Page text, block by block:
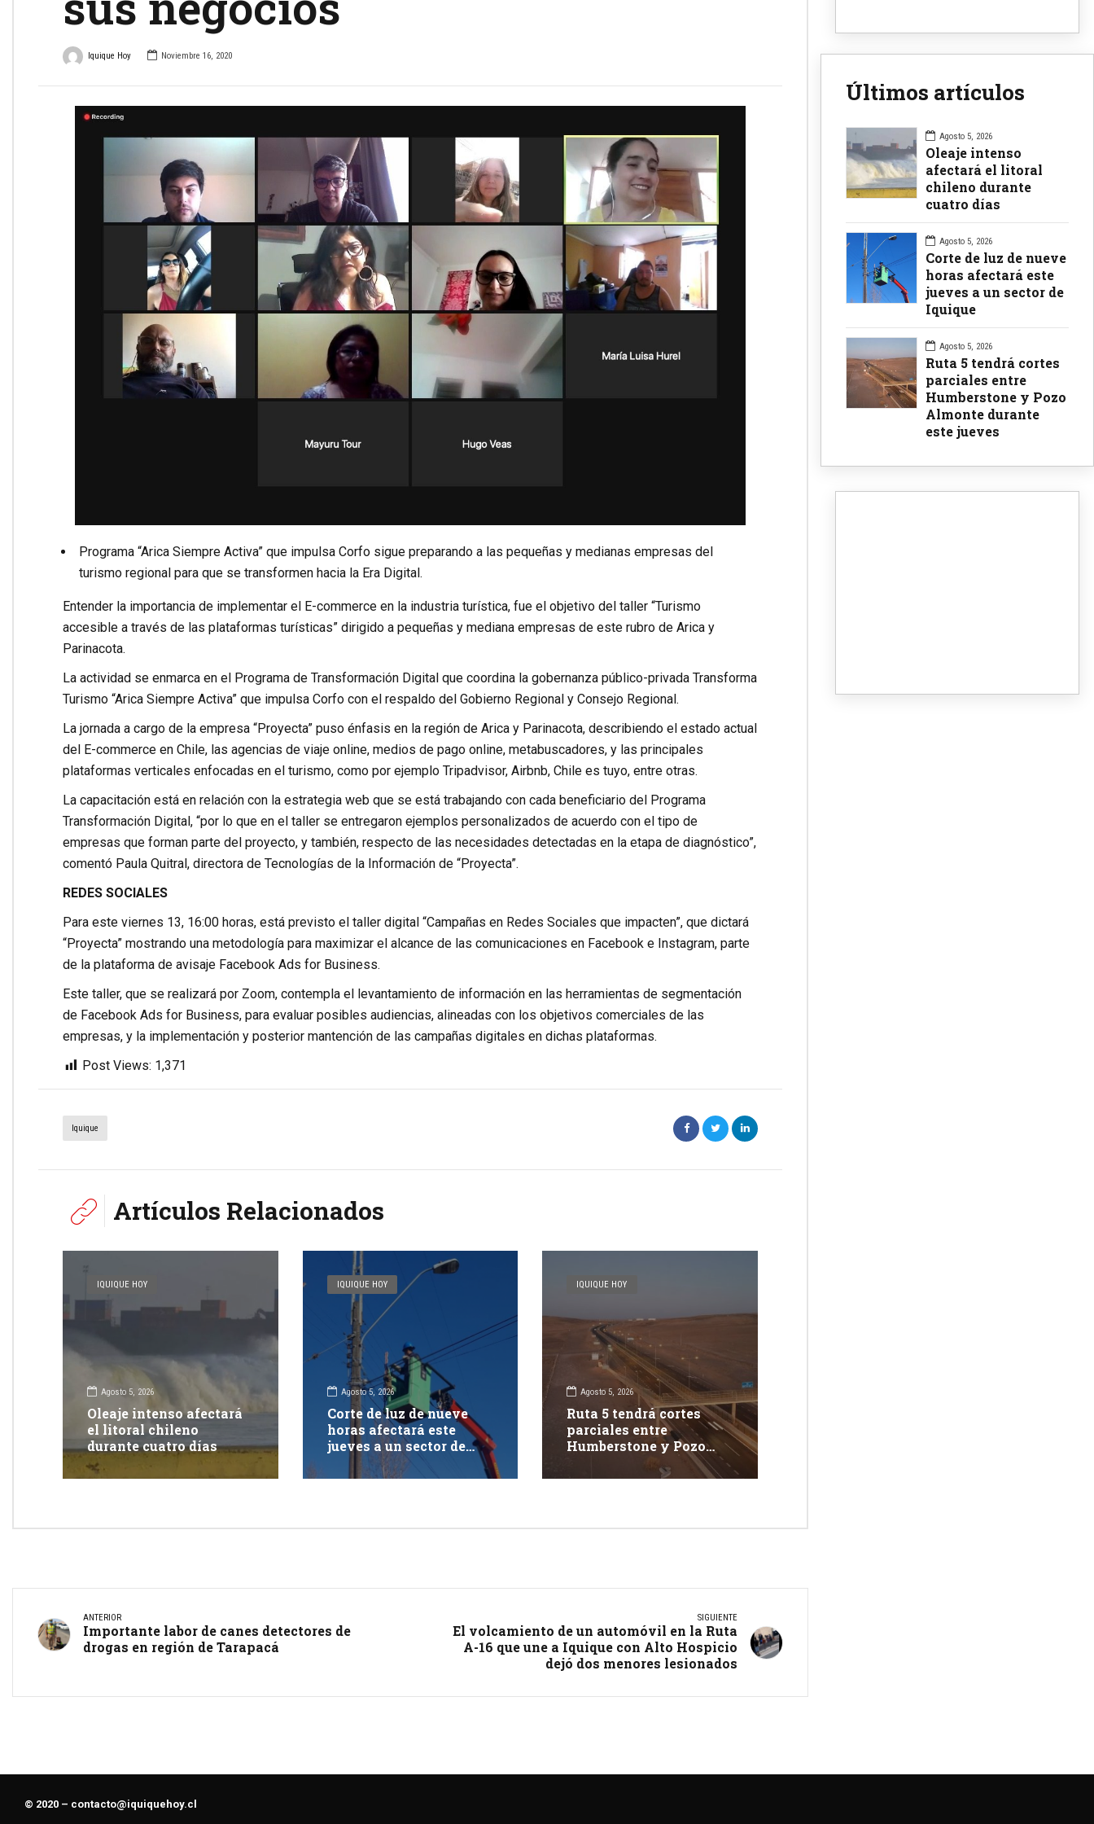
Iquique Hoy Noviembre 16, 2020
Programa “Arica Siempre Activa” que impulsa Corfo sigue preparando a las pequeñas y medianas empresas del
turismo regional para que se transformen hacia la Era Digital.
Entender la importancia de implementar el E-commerce en la industria turística, fue el objetivo del taller “Turismo
accesible a través de las plataformas turísticas” dirigido a pequeñas y mediana empresas de este rubro de Arica y
Parinacota.
La actividad se enmarca en el Programa de Transformación Digital que coordina la gobernanza público-privada Transforma
Turismo “Arica Siempre Activa” que impulsa Corfo con el respaldo del Gobierno Regional y Consejo Regional.
La jornada a cargo de la empresa “Proyecta” puso énfasis en la región de Arica y Parinacota, describiendo el estado actual
del E-commerce en Chile, las agencias de viaje online, medios de pago online, metabuscadores, y las principales
plataformas verticales enfocadas en el turismo, como por ejemplo Tripadvisor, Airbnb, Chile es tuyo, entre otras.
La capacitación está en relación con la estrategia web que se está trabajando con cada beneficiario del Programa
Transformación Digital, “por lo que en el taller se entregaron ejemplos personalizados de acuerdo con el tipo de
empresas que forman parte del proyecto, y también, respecto de las necesidades detectadas en la etapa de diagnóstico”,
comentó Paula Quitral, directora de Tecnologías de la Información de “Proyecta”.
REDES SOCIALES
Para este viernes 13, 16:00 horas, está previsto el taller digital “Campañas en Redes Sociales que impacten”, que dictará
“Proyecta” mostrando una metodología para maximizar el alcance de las comunicaciones en Facebook e Instagram, parte
de la plataforma de avisaje Facebook Ads for Business.
Este taller, que se realizará por Zoom, contempla el levantamiento de información en las herramientas de segmentación
de Facebook Ads for Business, para evaluar posibles audiencias, alineadas con los objetivos comerciales de las
empresas, y la implementación y posterior mantención de las campañas digitales en dichas plataformas.
Post Views: 1,371
Iquique
Artículos Relacionados
IQUIQUE HOY
Agosto 5, 2026
Oleaje intenso afectará
el litoral chileno
durante cuatro días
IQUIQUE HOY
Agosto 5, 2026
Corte de luz de nueve
horas afectará este
jueves a un sector de
IQUIQUE HOY
Agosto 5, 2026
Ruta 5 tendrá cortes
parciales entre
Humberstone y Pozo
Almonte durante este
jueves
ANTERIOR
Importante labor de canes detectores de
drogas en región de Tarapacá
SIGUIENTE
El volcamiento de un automóvil en la Ruta
A-16 que une a Iquique con Alto Hospicio
dejó dos menores lesionados
Últimos artículos
Agosto 5, 2026
Oleaje intenso
afectará el litoral
chileno durante
cuatro días
Agosto 5, 2026
Corte de luz de nueve
horas afectará este
jueves a un sector de
Iquique
Agosto 5, 2026
Ruta 5 tendrá cortes
parciales entre
Humberstone y Pozo
Almonte durante
este jueves
© 2020 – contacto@iquiquehoy.cl